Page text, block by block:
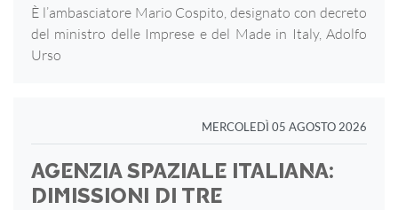
È l’ambasciatore Mario Cospito, designato con decreto
del ministro delle Imprese e del Made in Italy, Adolfo
Urso
MERCOLEDÌ 05 AGOSTO 2026
AGENZIA SPAZIALE ITALIANA:
DIMISSIONI DI TRE